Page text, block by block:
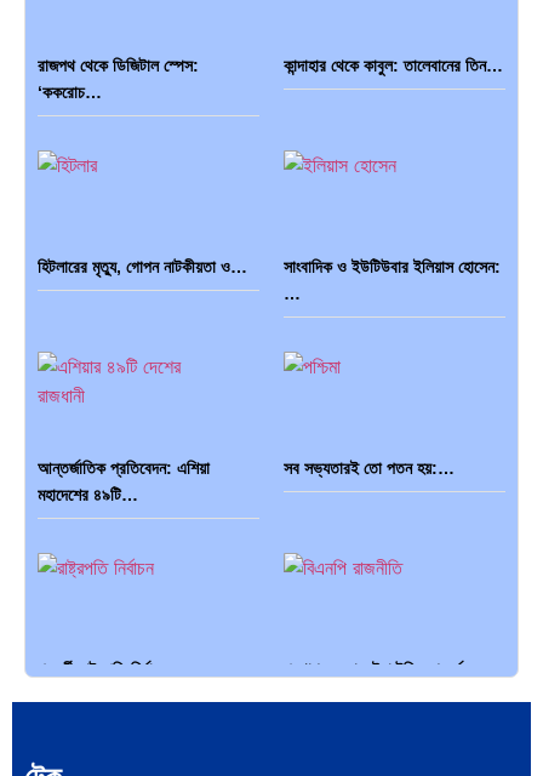
এশিয়ান সেঞ্চুরির দ্বৈরথ: চীন-ভারতের
পাকিস্তান, চীন ও বাংলাদেশ: তিন…
রাজপথ থেকে ডিজিটাল স্পেস:
‘ককরোচ…
কান্দাহার থেকে কাবুল: তালেবানের তিন…
হিটলারের মৃত্যু, গোপন নাটকীয়তা ও…
সাংবাদিক ও ইউটিউবার ইলিয়াস হোসেন:
…
আন্তর্জাতিক প্রতিবেদন: এশিয়া
মহাদেশের ৪৯টি…
সব সভ্যতারই তো পতন হয়:…
পরবর্তী রাষ্ট্রপতি নির্বাচন ২০২৬:
প্রথাগত মেধা, স্ট্র্যাটেজিক গভর্নেন্স ও…